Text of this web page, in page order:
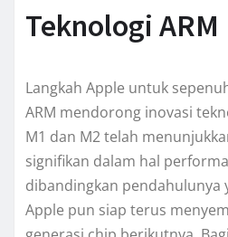
Teknologi ARM
Langkah Apple untuk
ARM mendorong inovasi
M1 dan M2 telah
signifikan dalam hal
dibandingkan pendahulunya
Apple pun siap terus